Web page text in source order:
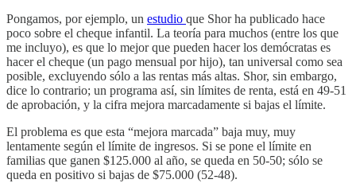
Pongamos, por ejemplo, un estudio que Shor ha publicado hace
poco sobre el cheque infantil. La teoría para muchos (entre los que
me incluyo), es que lo mejor que pueden hacer los demócratas es
hacer el cheque (un pago mensual por hijo), tan universal como sea
posible, excluyendo sólo a las rentas más altas. Shor, sin embargo,
dice lo contrario; un programa así, sin límites de renta, está en 49-51
de aprobación, y la cifra mejora marcadamente si bajas el límite.
El problema es que esta “mejora marcada” baja muy, muy
lentamente según el límite de ingresos. Si se pone el límite en
familias que ganen $125.000 al año, se queda en 50-50; sólo se
queda en positivo si bajas de $75.000 (52-48).